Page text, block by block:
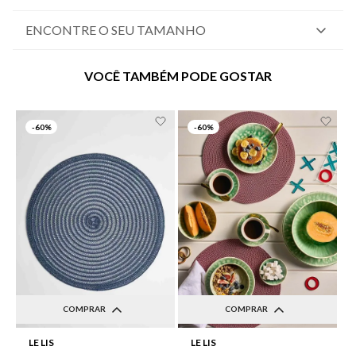
ENCONTRE O SEU TAMANHO
VOCÊ TAMBÉM PODE GOSTAR
-60%
COMPRAR
LE LIS
-60%
COMPRAR
LE LIS